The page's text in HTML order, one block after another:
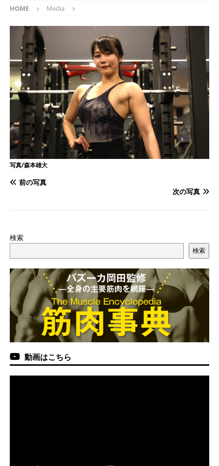
HOME Media
写真/森本雄大
前の写真
次の写真
検索
検索
動画はこちら